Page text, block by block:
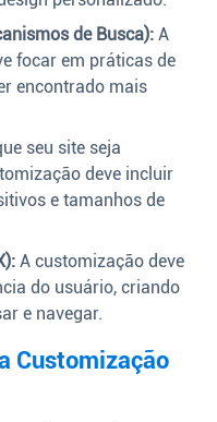
de Busca): A
focar em práticas de
encontrado mais
seu site seja
deve incluir
e tamanhos de
A customização deve
do usuário, criando
e navegar.
Customização